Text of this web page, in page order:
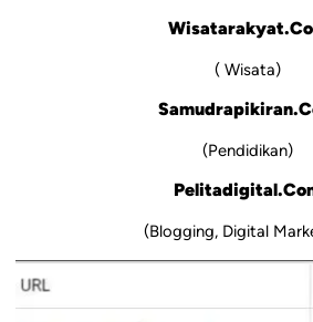
( Wisata)
(Pendidikan)
(Blogging, Digital